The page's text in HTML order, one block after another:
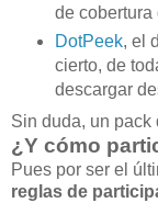
de cobertura
DotPeek, el
cierto, de
descargar
Sin duda, un pack
¿Y cómo
Pues por ser el
reglas de